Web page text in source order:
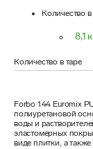
Количество в
8,1
Количество в таре
Forbo 144 Euromix
полиуретановой
воды и
эластомерных
виде плитки, а